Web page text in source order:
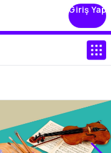
Giriş Yap